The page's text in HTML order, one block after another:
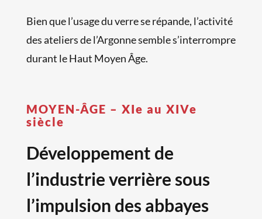
Bien que l’usage du verre se répande, l’activité
des ateliers de l’Argonne semble s’interrompre
durant le Haut Moyen Âge.
MOYEN-ÂGE – XIe au XIVe
siècle
Développement de
l’industrie verrière sous
l’impulsion des abbayes